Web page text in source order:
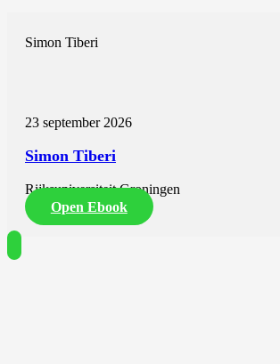
Simon Tiberi
23 september 2026
Simon Tiberi
Rijksuniversiteit Groningen
Open Ebook